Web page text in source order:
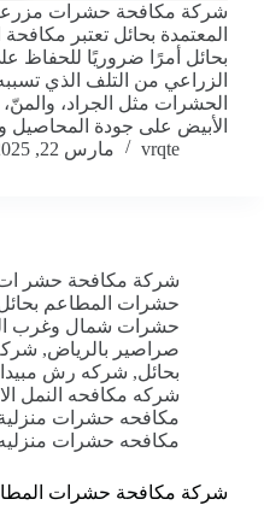
شركة مكافحة حشرات
المعتمدة بحائل تعتبر
بحائل أمرًا ضروريًا للحفاظ
الزراعي من التلف الذي
الحشرات مثل الجراد، والمنّ،
الأبيض على جودة
vrqte
مارس 22, 2025
شركة مكافحة حشر ات
حشرات المطاعم
حشرات شمال وغرب
صراصير بالرياض,
بحائل, شركه رش
شركه مكافحه النمل
مكافحه حشرات
مكافحه حشرات
شركة مكافحة حشرات